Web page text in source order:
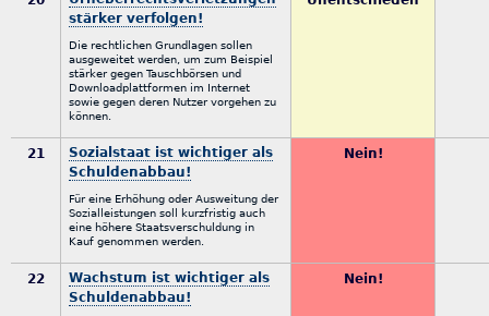
stärker verfolgen!
Die rechtlichen Grundlagen sollen
ausgeweitet werden, um zum Beispiel
stärker gegen Tauschbörsen und
Downloadplattformen im Internet
sowie gegen deren Nutzer vorgehen zu
können.
21
Sozialstaat ist wichtiger als
Schuldenabbau!
Für eine Erhöhung oder Ausweitung der
Sozialleistungen soll kurzfristig auch
eine höhere Staatsverschuldung in
Kauf genommen werden.
Nein!
22
Wachstum ist wichtiger als
Schuldenabbau!
Nein!